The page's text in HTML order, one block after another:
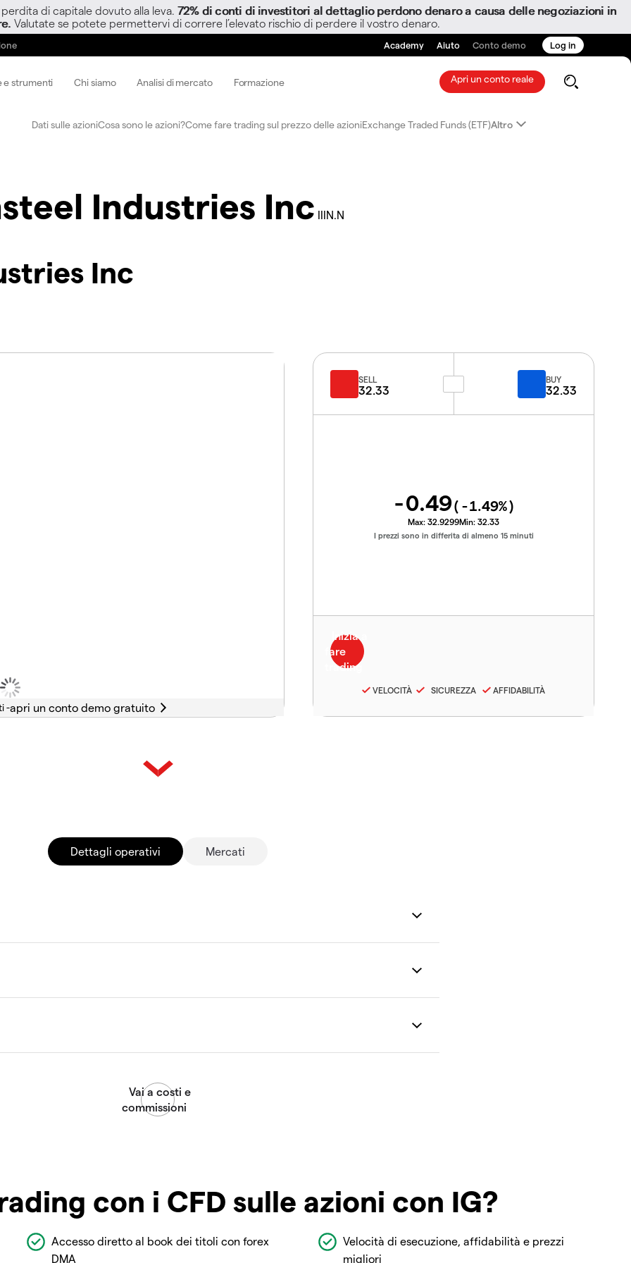
di capitale dovuto alla leva. 72% di conti di investitori al dettaglio perdono denaro a causa delle negoziazioni in
Valutate se potete permettervi di correre l’elevato rischio di perdere il vostro denaro.
Academy Aiuto Conto demo Log in
e strumenti Chi siamo Analisi di mercato Formazione Apri un conto reale
Dati sulle azioniCosa sono le azioni?Come fare trading sul prezzo delle azioniExchange Traded Funds (ETF)Altro
Industries Inc IIIN.N
Inc
-
SELL
32.33
BUY
32.33
-0.49( -1.49%)
Max: 32.9299Min: 32.33
I prezzi sono in differita di almeno 15 minuti
VELOCITÀ SICUREZZA AFFIDABILITÀ
Dettagli operativi Mercati
con i CFD sulle azioni con IG?
Accesso diretto al book dei titoli con forex
DMA
Velocità di esecuzione, affidabilità e prezzi
migliori